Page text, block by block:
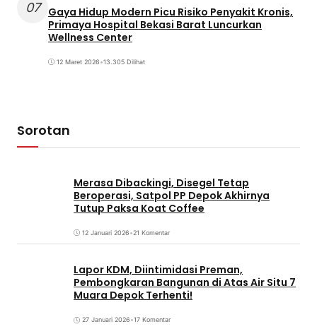
07
Gaya Hidup Modern Picu Risiko Penyakit Kronis,
Primaya Hospital Bekasi Barat Luncurkan
Wellness Center
12 Maret 2026•13.305 Dilihat
Sorotan
Merasa Dibackingi, Disegel Tetap
Beroperasi, Satpol PP Depok Akhirnya
Tutup Paksa Koat Coffee
12 Januari 2026•21 Komentar
Lapor KDM, Diintimidasi Preman,
Pembongkaran Bangunan di Atas Air Situ 7
Muara Depok Terhenti!
27 Januari 2026•17 Komentar